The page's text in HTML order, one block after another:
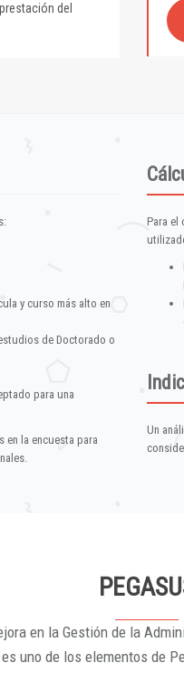
del
y curso más alto en
de Doctorado o
para una
en la encuesta para
Para el
Un
en la Gestión de la
uno de los elementos de